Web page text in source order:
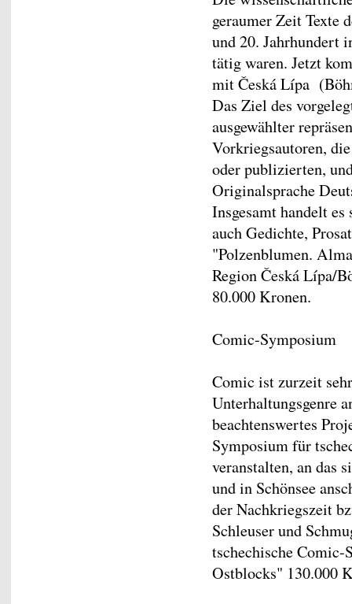
geraumer Zeit Texte
und 20. Jahrhundert
tätig waren. Jetzt
mit Česká Lípa
Das Ziel des
ausgewählter
Vorkriegsautoren,
oder publizierten,
Originalsprache
Insgesamt handelt
auch Gedichte,
"Polzenblumen.
Region Česká Lípa/
80.000 Kronen.
Comic-Symposium
Comic ist zurzeit
Unterhaltungsgenre
beachtenswertes
Symposium für
veranstalten, an das
und in Schönsee
der Nachkriegszeit
Schleuser und
tschechische
Ostblocks" 130.000